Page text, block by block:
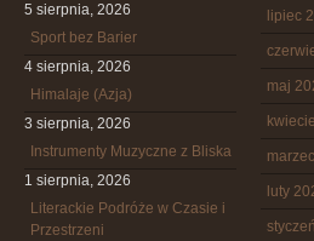
5 sierpnia, 2026
Sport bez Barier
4 sierpnia, 2026
Himalaje (Azja)
3 sierpnia, 2026
Instrumenty Muzyczne z Bliska
1 sierpnia, 2026
Literackie Podróże w Czasie i
Przestrzeni
lipiec
maj
luty